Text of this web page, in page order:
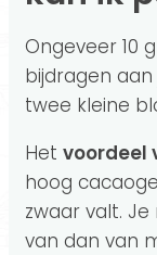
Ongeveer 10
bijdragen
twee kleine
Het voordeel
hoog
zwaar valt.
van dan van